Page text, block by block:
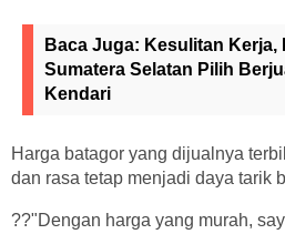
Baca Juga: Kesulitan Kerja,
Sumatera Selatan Pilih
Kendari
Harga batagor yang dijualnya
dan rasa tetap menjadi daya tarik
??"Dengan harga yang murah,